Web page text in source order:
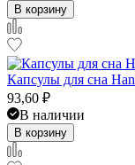
В корзину
Капсулы для сна
93,60 ₽
В наличии
В корзину